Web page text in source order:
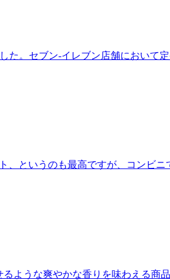
た。セブン-イレブン店舗において
というのも最高ですが、コンビニ
ような爽やかな香りを味わえる商品